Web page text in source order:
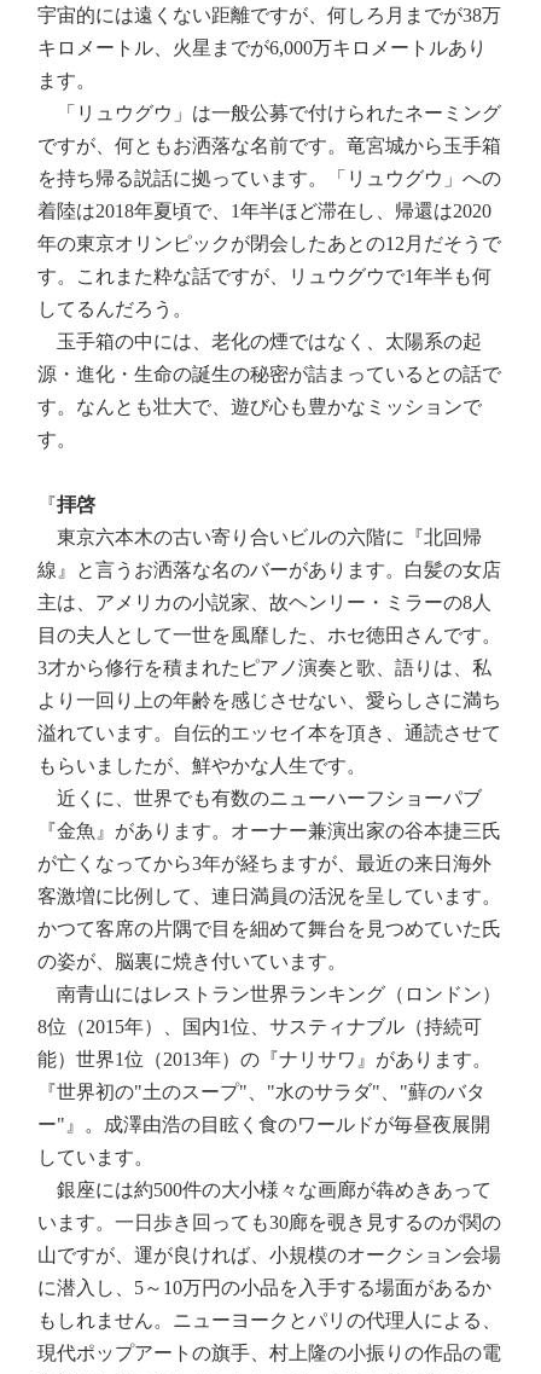
宇宙的には遠くない距離ですが、何しろ月までが38万
キロメートル、火星までが6,000万キロメートルあり
ます。
「リュウグウ」は一般公募で付けられたネーミング
ですが、何ともお洒落な名前です。竜宮城から玉手箱
を持ち帰る説話に拠っています。「リュウグウ」への
着陸は2018年夏頃で、1年半ほど滞在し、帰還は2020
年の東京オリンピックが閉会したあとの12月だそうで
す。これまた粋な話ですが、リュウグウで1年半も何
してるんだろう。
玉手箱の中には、老化の煙ではなく、太陽系の起
源・進化・生命の誕生の秘密が詰まっているとの話で
す。なんとも壮大で、遊び心も豊かなミッションで
す。
『拝啓
東京六本木の古い寄り合いビルの六階に『北回帰
線』と言うお洒落な名のバーがあります。白髪の女店
主は、アメリカの小説家、故ヘンリー・ミラーの8人
目の夫人として一世を風靡した、ホセ徳田さんです。
3才から修行を積まれたピアノ演奏と歌、語りは、私
より一回り上の年齢を感じさせない、愛らしさに満ち
溢れています。自伝的エッセイ本を頂き、通読させて
もらいましたが、鮮やかな人生です。
近くに、世界でも有数のニューハーフショーパブ
『金魚』があります。オーナー兼演出家の谷本捷三氏
が亡くなってから3年が経ちますが、最近の来日海外
客激増に比例して、連日満員の活況を呈しています。
かつて客席の片隅で目を細めて舞台を見つめていた氏
の姿が、脳裏に焼き付いています。
南青山にはレストラン世界ランキング（ロンドン）
8位（2015年）、国内1位、サスティナブル（持続可
能）世界1位（2013年）の『ナリサワ』があります。
『世界初の"土のスープ"、"水のサラダ"、"蘚のバタ
ー"』。成澤由浩の目眩く食のワールドが毎昼夜展開
しています。
銀座には約500件の大小様々な画廊が犇めきあって
います。一日歩き回っても30廊を覗き見するのが関の
山ですが、運が良ければ、小規模のオークション会場
に潜入し、5～10万円の小品を入手する場面があるか
もしれません。ニューヨークとパリの代理人による、
現代ポップアートの旗手、村上隆の小振りの作品の電